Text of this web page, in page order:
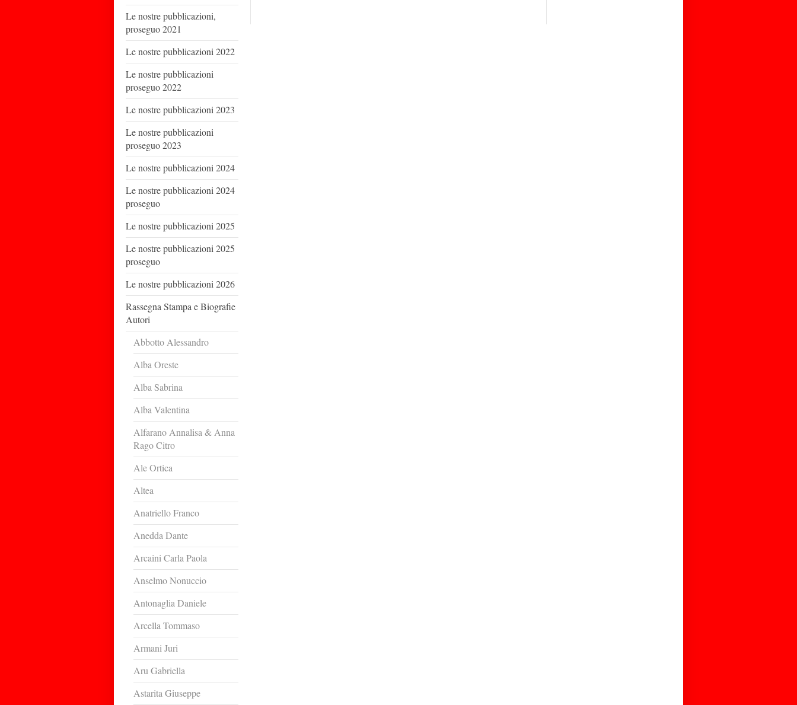
Le nostre pubblicazioni,
proseguo 2021
Le nostre pubblicazioni 2022
Le nostre pubblicazioni
proseguo 2022
Le nostre pubblicazioni 2023
Le nostre pubblicazioni
proseguo 2023
Le nostre pubblicazioni 2024
Le nostre pubblicazioni 2024
proseguo
Le nostre pubblicazioni 2025
Le nostre pubblicazioni 2025
proseguo
Le nostre pubblicazioni 2026
Rassegna Stampa e Biografie
Autori
Abbotto Alessandro
Alba Oreste
Alba Sabrina
Alba Valentina
Alfarano Annalisa & Anna
Rago Citro
Ale Ortica
Altea
Anatriello Franco
Anedda Dante
Arcaini Carla Paola
Anselmo Nonuccio
Antonaglia Daniele
Arcella Tommaso
Armani Juri
Aru Gabriella
Astarita Giuseppe